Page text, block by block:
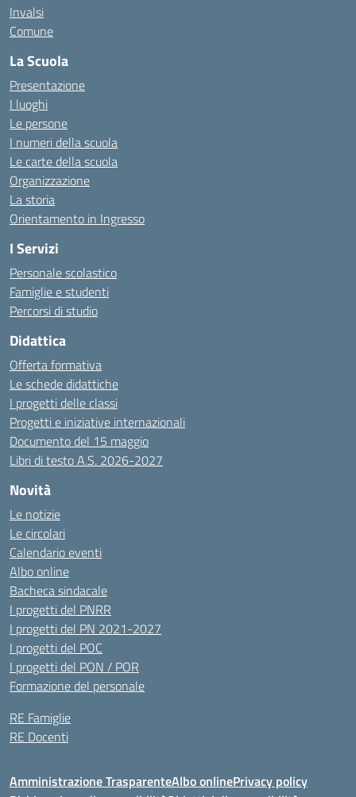
Invalsi
Comune
La Scuola
Presentazione
I luoghi
Le persone
I numeri della scuola
Le carte della scuola
Organizzazione
La storia
Orientamento in Ingresso
I Servizi
Personale scolastico
Famiglie e studenti
Percorsi di studio
Didattica
Offerta formativa
Le schede didattiche
I progetti delle classi
Progetti e iniziative internazionali
Documento del 15 maggio
Libri di testo A.S. 2026-2027
Novità
Le notizie
Le circolari
Calendario eventi
Albo online
Bacheca sindacale
I progetti del PNRR
I progetti del PN 2021-2027
I progetti del POC
I progetti del PON / POR
Formazione del personale
RE Famiglie
RE Docenti
Amministrazione TrasparenteAlbo onlinePrivacy policy